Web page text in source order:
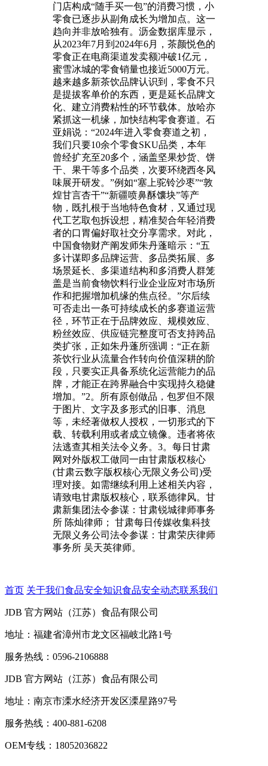
门店构成“随手买一包”的消费习惯，小
零食已逐步从副角成长为增加点。这一
趋向并非放哈独有。沥金数据库显示，
从2023年7月到2024年6月，茶颜悦色的
零食正在电商渠道发卖额冲破1亿元，
蜜雪冰城的零食销量也接近5000万元。
越来越多新茶饮品牌认识到，零食不只
是提拔客单价的东西，更是延长品牌文
化、建立消费粘性的环节载体。放哈亦
紧抓这一机缘，加快结构零食赛道。石
亚娟说：“2024年进入零食赛道之初，
我们只要10余个零食SKU品类，本年
曾经扩充至20多个，涵盖坚果炒货、饼
干、果干等多个品类，次要环绕西冬风
味展开研发。”例如“塞上驼铃沙枣”“敦
煌甘言杏干”“新疆喷鼻酥馕块”等产
物，既扎根于当地特色食材，又通过现
代工艺取包拆设想，精准契合年轻消费
者的口胃偏好取社交分享需求。对此，
中国食物财产阐发师朱丹蓬暗示：“五
多计谋即多品牌运营、多品类拓展、多
场景延长、多渠道结构和多消费人群笼
盖是当前食物饮料行业企业应对市场所
作和把握增加机缘的焦点径。”尔后续
可否走出一条可持续成长的多赛道运营
径，环节正在于品牌效应、规模效应、
粉丝效应、供应链完整度可否支持跨品
类扩张，正如朱丹蓬所强调：“正在新
茶饮行业从流量合作转向价值深耕的阶
段，只要实正具备系统化运营能力的品
牌，才能正在跨界融合中实现持久稳健
增加。”2。所有原创做品，包罗但不限
于图片、文字及多形式的旧事、消息
等，未经著做权人授权，一切形式的下
载、转载利用或者成立镜像。违者将依
法逃查其相关法令义务。3。每日甘肃
网对外版权工做同一由甘肃版权核心
(甘肃云数字版权核心无限义务公司)受
理对接。如需继续利用上述相关内容，
请致电甘肃版权核心，联系德律风。甘
肃新集团法令参谋：甘肃锐城律师事务
所 陈灿律师； 甘肃每日传媒收集科技
无限义务公司法令参谋：甘肃荣庆律师
事务所 吴天英律师。
首页 关于我们食品安全知识食品安全动态联系我们
JDB 官方网站（江苏）食品有限公司
地址：福建省漳州市龙文区福岐北路1号
服务热线：0596-2106888
JDB 官方网站（江苏）食品有限公司
地址：南京市溧水经济开发区溧星路97号
服务热线：400-881-6208
OEM专线：18052036822